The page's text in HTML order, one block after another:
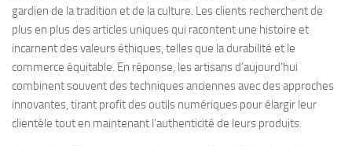
gardien de la tradition et de la culture. Les clients recherchent de
plus en plus des articles uniques qui racontent une histoire et
incarnent des valeurs éthiques, telles que la durabilité et le
commerce équitable. En réponse, les artisans d’aujourd’hui
combinent souvent des techniques anciennes avec des approches
innovantes, tirant profit des outils numériques pour élargir leur
clientèle tout en maintenant l’authenticité de leurs produits.